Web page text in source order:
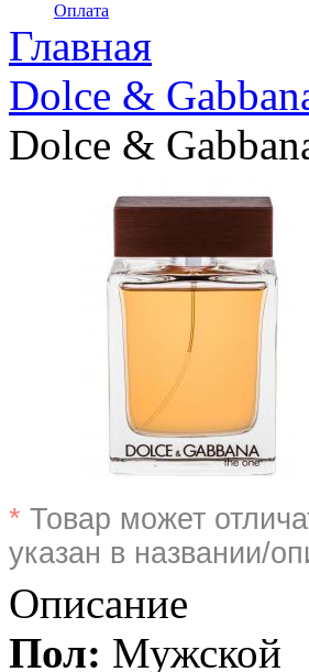
Оплата
Главная
Dolce &
Dolce &
* Товар может
указан в названии/
Описание
Пол: Мужской